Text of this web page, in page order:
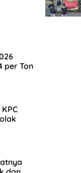
per Ton